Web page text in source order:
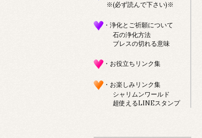
※(必ず読んで下さい)※
・浄化とご祈願について
石の浄化方法
ブレスの切れる意味
・お役立ちリンク集
・お楽しみリンク集
シャリムンワールド
超使えるLINEスタンプ